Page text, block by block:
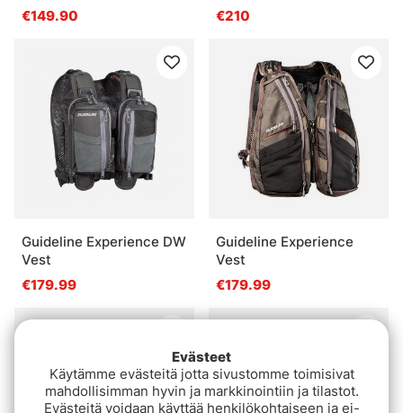
€149.90
€210
Guideline Experience DW
Vest
€179.99
Guideline Experience
Vest
€179.99
Evästeet
Käytämme evästeitä jotta sivustomme toimisivat
mahdollisimman hyvin ja markkinointiin ja tilastot.
Evästeitä voidaan käyttää henkilökohtaiseen ja ei-